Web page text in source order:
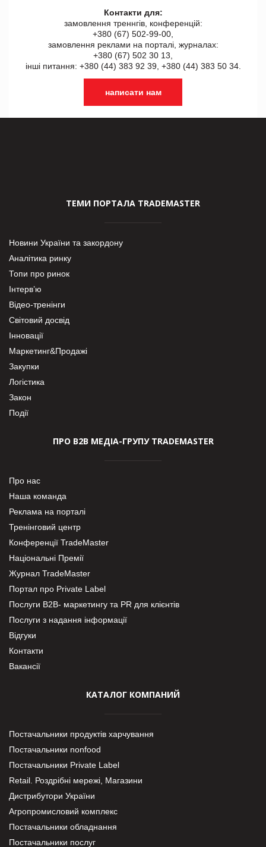
Контакти для:
замовлення треннгів, конференцій:
+380 (67) 502-99-00,
замовлення реклами на порталі, журналах:
+380 (67) 502 30 13,
інші питання: +380 (44) 383 92 39, +380 (44) 383 50 34.
написати нам
ТЕМИ ПОРТАЛА TRADEMASTER
Новини України та закордону
Аналітика ринку
Топи про ринок
Інтерв’ю
Відео-тренінги
Світовий досвід
Інновації
Маркетинг&Продажі
Закупки
Логістика
Закон
Події
ПРО В2В МЕДІА-ГРУПУ TRADEMASTER
Про нас
Наша команда
Реклама на порталі
Тренінговий центр
Конференції TradeMaster
Національні Премії
Журнал TradeMaster
Портал про Private Label
Послуги В2В- маркетингу та PR для клієнтів
Послуги з надання інформації
Відгуки
Контакти
Вакансії
КАТАЛОГ КОМПАНИЙ
Постачальники продуктів харчування
Постачальники nonfood
Постачальники Private Label
Retail. Роздрібні мережі, Магазини
Дистрибутори України
Агропромисловий комплекс
Постачальники обладнання
Постачальники послуг